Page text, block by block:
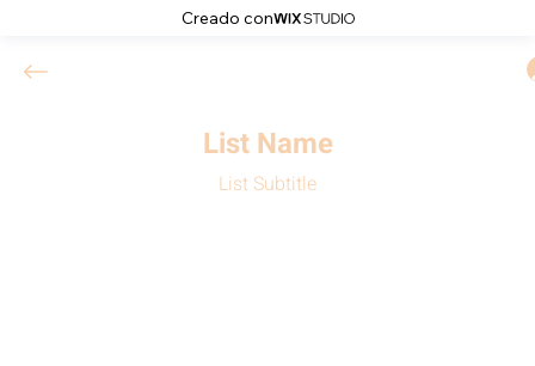
Creado con
List Subtitle
List Name